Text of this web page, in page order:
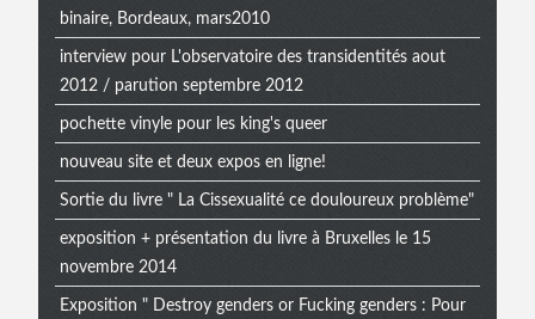
binaire, Bordeaux, mars2010
interview pour L'observatoire des transidentités aout
2012 / parution septembre 2012
pochette vinyle pour les king's queer
nouveau site et deux expos en ligne!
Sortie du livre " La Cissexualité ce douloureux problème"
exposition + présentation du livre à Bruxelles le 15
novembre 2014
Exposition " Destroy genders or Fucking genders : Pour